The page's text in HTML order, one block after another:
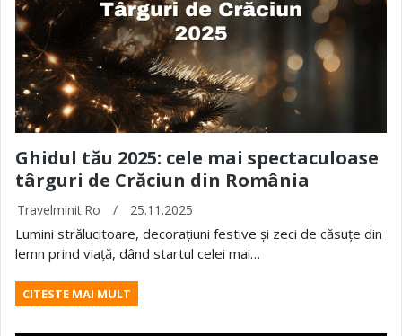
Ghidul tău 2025: cele mai spectaculoase
târguri de Crăciun din România
Travelminit.ro / 25.11.2025
Lumini strălucitoare, decorațiuni festive și zeci de căsuțe din
lemn prind viață, dând startul celei mai…
CITESTE MAI MULT